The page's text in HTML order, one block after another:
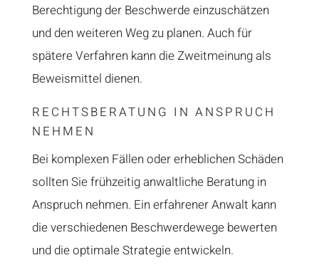
Berechtigung der Beschwerde einzuschätzen
und den weiteren Weg zu planen. Auch für
spätere Verfahren kann die Zweitmeinung als
Beweismittel dienen.
RECHTSBERATUNG IN ANSPRUCH
NEHMEN
Bei komplexen Fällen oder erheblichen Schäden
sollten Sie frühzeitig anwaltliche Beratung in
Anspruch nehmen. Ein erfahrener Anwalt kann
die verschiedenen Beschwerdewege bewerten
und die optimale Strategie entwickeln.